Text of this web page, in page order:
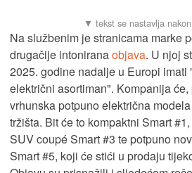
Na službenim je stranicama marke
drugačije intoniranaobjava. U njoj
2025. godine nadalje u Europi imati
električni asortiman". Kompanija
vrhunska potpuno električna
tržišta. Bit će to kompaktni Smart
SUV coupé Smart #3 te potpuno
Smart #5, koji će stići u prodaju